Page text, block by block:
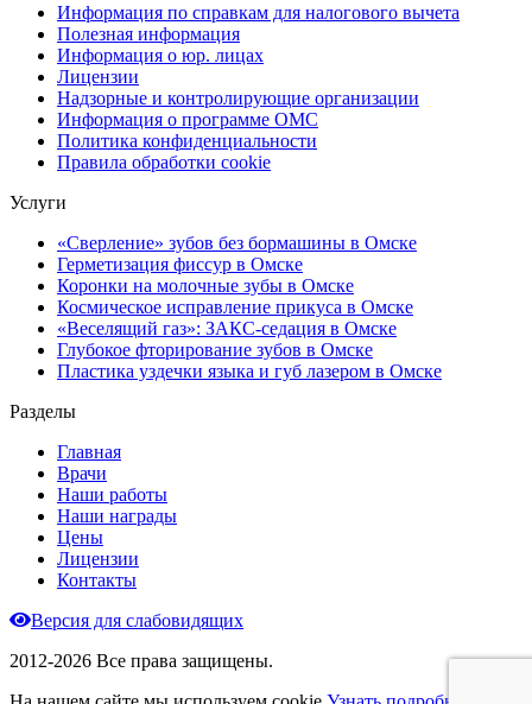
Информация по справкам для налогового вычета
Полезная информация
Информация о юр. лицах
Лицензии
Надзорные и контролирующие организации
Информация о программе ОМС
Политика конфиденциальности
Правила обработки cookie
Услуги
«Сверление» зубов без бормашины в Омске
Герметизация фиссур в Омске
Коронки на молочные зубы в Омске
Космическое исправление прикуса в Омске
«Веселящий газ»: ЗАКС-седация в Омске
Глубокое фторирование зубов в Омске
Пластика уздечки языка и губ лазером в Омске
Разделы
Главная
Врачи
Наши работы
Наши награды
Цены
Лицензии
Контакты
Версия для слабовидящих
2012-2026 Все права защищены.